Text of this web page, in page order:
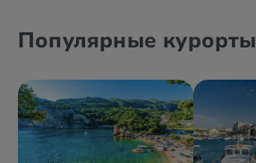
Популярные курорты